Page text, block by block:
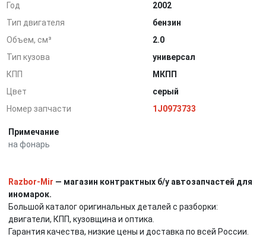
Год
2002
Тип двигателя
бензин
Объем, см³
2.0
Тип кузова
универсал
КПП
МКПП
Цвет
серый
Номер запчасти
1J0973733
Примечание
на фонарь
Razbor-Mir — магазин контрактных б/у автозапчастей для
иномарок.
Большой каталог оригинальных деталей с разборки:
двигатели, КПП, кузовщина и оптика.
Гарантия качества, низкие цены и доставка по всей России.